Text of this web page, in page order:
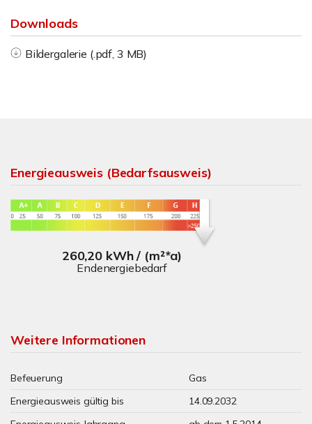
Downloads
Bildergalerie (.pdf, 3 MB)
Energieausweis (Bedarfsausweis)
260,20 kWh / (m²*a)
Endenergiebedarf
Weitere Informationen
Befeuerung
Gas
Energieausweis gültig bis
14.09.2032